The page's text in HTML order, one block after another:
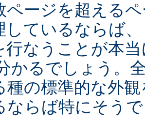
ページを超える
しているならば
行なうことが本
かるでしょう。
種の標準的な外
ならば特にそう